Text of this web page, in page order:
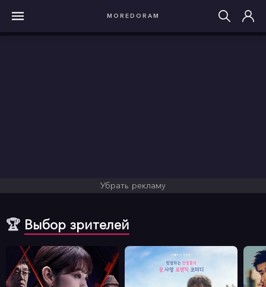
MOREDORAM
Убрать рекламу
🏆 Выбор зрителей